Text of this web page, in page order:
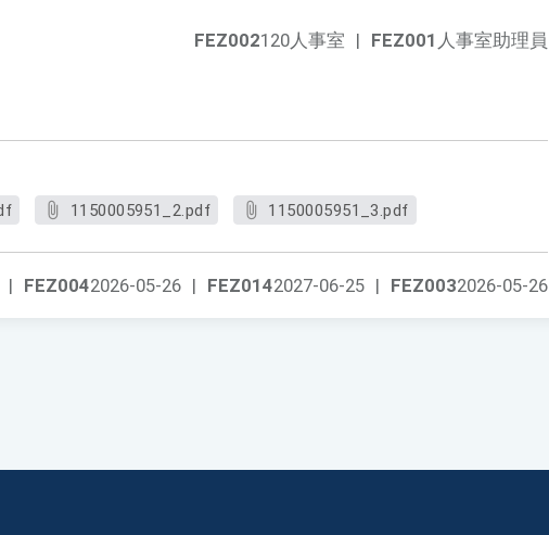
FEZ001 人事室助理員
FEZ002120人事室 |
1150005951_2.pdf 1150005951_3.pdf
FEZ0032026-05-26
FEZ0142027-06-25 |
FEZ0042026-05-26 |
|